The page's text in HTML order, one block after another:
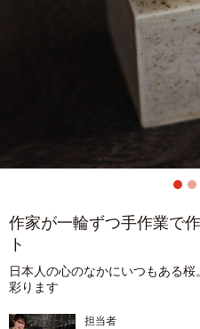
作家が一輪ずつ手作業で
ト
日本人の心のなかにいつもある
彩ります
担当者